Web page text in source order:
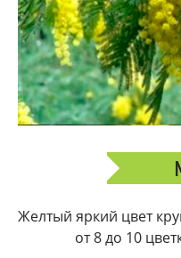
Желтый яркий цвет
от 8 до 10